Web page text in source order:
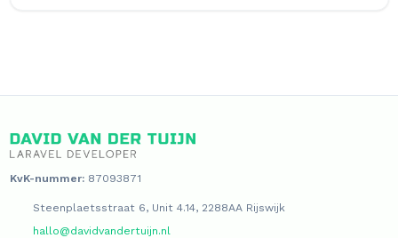
KvK-nummer:87093871
Steenplaetsstraat 6, Unit 4.14, 2288AA Rijswijk
hallo@davidvandertuijn.nl